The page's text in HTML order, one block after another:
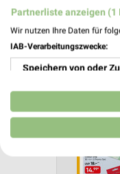
Partnerliste anzeigen (1
Wir nutzen Ihre Daten für
IAB-Verarbeitungszwecke:
Speichern von oder
Verwendung
Erstellung von